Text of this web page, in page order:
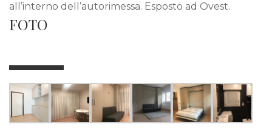
all’interno dell’autorimessa. Esposto ad Ovest.
FOTO